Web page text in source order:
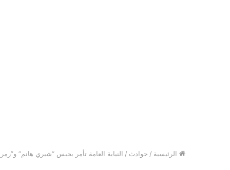
الرئيسية / حوادث / النيابة العامة تأمر بحبس “شيري هانم”